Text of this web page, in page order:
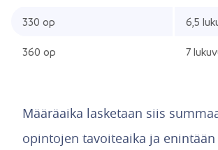
330 op 6,5
360 op 7
Määräaika lasketaan siis
opintojen tavoiteaika ja enintään